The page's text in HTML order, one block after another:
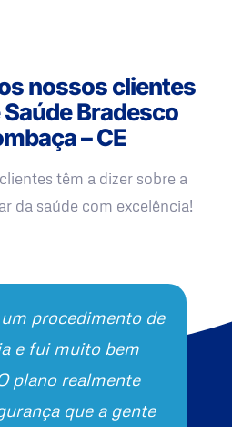
nossos clientes
Saúde Bradesco
– CE
têm a dizer sobre a
da saúde com excelência!
procedimento de
e fui muito bem
plano realmente
que a gente